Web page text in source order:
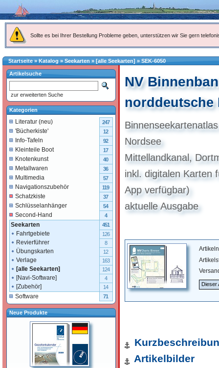
Sollte es bei Ihrer Bestellung Probleme geben, unterstützen wir Sie gern
Startseite»Katalog » Seekarten » [alle Seekarten] » SEK-6050
NV
norddeutsche
Nordsee
Mittellandkanal,
inkl. digitalen Karten
App verfügbar)
aktuelle Ausgabe
Dieser
Artikelbilder
Artikelsuche
zur erweiterten Suche
Kategorien
Literatur (neu) 247
'Bücherkiste' 12
Info-Tafeln 92
Kleinteile Boot 17
Knotenkunst 40
Metallwaren 36
Multimedia 57
Navigationszubehör 119
Schatzkiste 37
Schlüsselanhänger 54
Second-Hand 4
Seekarten 451
Fahrtgebiete 126
Revierführer 8
Übungskarten 12
Verlage 163
[alle Seekarten] 124
[Navi-Software] 4
[Zubehör] 14
Software 71
Neue Produkte